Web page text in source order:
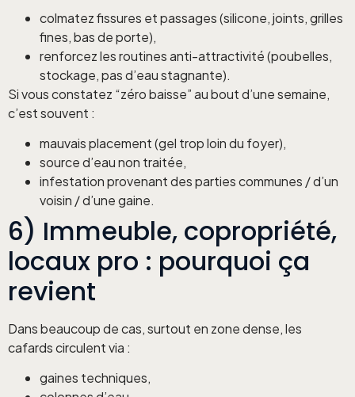
colmatez fissures et passages (silicone, joints, grilles
fines, bas de porte),
renforcez les routines anti-attractivité (poubelles,
stockage, pas d’eau stagnante).
Si vous constatez “zéro baisse” au bout d’une semaine,
c’est souvent :
mauvais placement (gel trop loin du foyer),
source d’eau non traitée,
infestation provenant des parties communes / d’un
voisin / d’une gaine.
6) Immeuble, copropriété,
locaux pro : pourquoi ça
revient
Dans beaucoup de cas, surtout en zone dense, les
cafards circulent via :
gaines techniques,